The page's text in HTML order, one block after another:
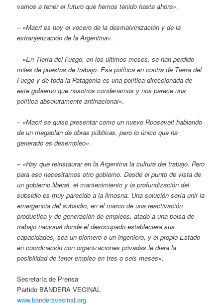
vamos a tener el futuro que hemos tenido hasta ahora».
– «Macri es hoy el vocero de la desmalvinización y de la
extranjerización de la Argentina».
– «En Tierra del Fuego, en los últimos meses, se han perdido
miles de puestos de trabajo. Esa política en contra de Tierra del
Fuego y de toda la Patagonia es una política direccionada de
este gobierno que nosotros condenamos y nos parece una
política absolutamente antinacional».
– «Macri se quiso presentar como un nuevo Roosevelt hablando
de un megaplan de obras públicas, pero lo único que ha
generado es desempleo».
– «Hay que reinstaurar en la Argentina la cultura del trabajo. Pero
para eso necesitamos otro gobierno. Desde el punto de vista de
un gobierno liberal, el mantenimiento y la profundización del
subsidio es muy parecido a la limosna. Una solución sería unir la
emergencia del subsidio, en el marco de una reactivación
productica y de generación de empleos, atado a una bolsa de
trabajo nacional donde el desocupado estableciera sus
capacidades, sea un plomero o un ingeniero, y el propio Estado
en coordinación con organizaciones privadas le diera la
posibilidad de tener empleo en tres o seis meses».
Secretaría de Prensa
Partido BANDERA VECINAL
www.banderavecinal.org